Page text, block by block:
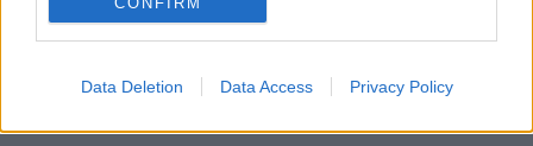
Data Deletion Data Access Privacy Policy
kurie žengė į aikštę, davė savo ir prisidėjo
prie šių lygiųjų, kurios leido laimėti taurę“, –